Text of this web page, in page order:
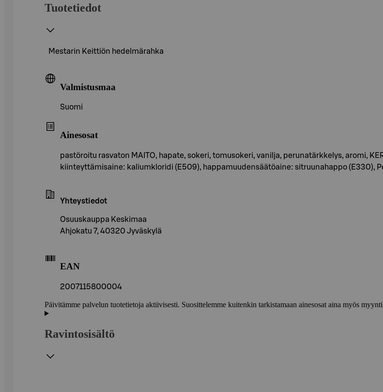
Tuotetiedot
Mestarin Keittiön hedelmärahka
Valmistusmaa
Suomi
Ainesosat
pastöroitu rasvaton MAITO, hapate, sokeri, tomusokeri, vanilja, perunatärkkelys, aromi,
kiinteyttämisaine: kaliumkloridi (E509), happamuudensäätöaine: sitruunahappo (E330),
Yhteystiedot
Osuuskauppa Keskimaa
Ahjokatu 7, 40320 Jyväskylä
EAN
2007115800004
Päivitämme palvelun tuotetietoja aktiivisesti. Suosittelemme kuitenkin tarkistamaan ainesosat aina myös
Ravintosisältö